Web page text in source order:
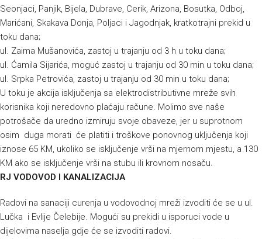
Seonjaci, Panjik, Bijela, Dubrave, Cerik, Arizona, Bosutka, Odboj,
Marićani, Skakava Donja, Poljaci i Jagodnjak, kratkotrajni prekid u
toku dana;
ul. Zaima Mušanovića, zastoj u trajanju od 3 h u toku dana;
ul. Ćamila Sijarića, moguć zastoj u trajanju od 30 min u toku dana;
ul. Srpka Petrovića, zastoj u trajanju od 30 min u toku dana;
U toku je akcija isključenja sa elektrodistributivne mreže svih
korisnika koji neredovno plaćaju račune. Molimo sve naše
potrošače da uredno izmiruju svoje obaveze, jer u suprotnom
osim duga morati će platiti i troškove ponovnog uključenja koji
iznose 65 KM, ukoliko se isključenje vrši na mjernom mjestu, a 130
KM ako se isključenje vrši na stubu ili krovnom nosaču.
RJ VODOVOD I KANALIZACIJA
Radovi na sanaciji curenja u vodovodnoj mreži izvoditi će se u ul.
Lučka i Evlije Čelebije. Mogući su prekidi u isporuci vode u
dijelovima naselja gdje će se izvoditi radovi.